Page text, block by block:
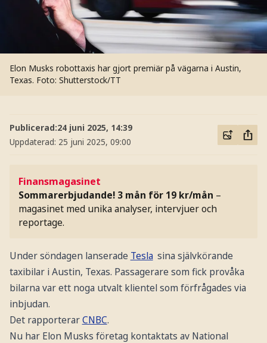
Elon Musks robottaxis har gjort premiär på vägarna i Austin,
Texas. Foto: Shutterstock/TT
Publicerad:24 juni 2025, 14:39
Uppdaterad: 25 juni 2025, 09:00
Finansmagasinet
Sommarerbjudande! 3 mån för 19 kr/mån –
magasinet med unika analyser, intervjuer och
reportage.
Under söndagen lanserade Tesla sina självkörande
taxibilar i Austin, Texas. Passagerare som fick provåka
bilarna var ett noga utvalt klientel som förfrågades via
inbjudan.
Det rapporterarCNBC.
Nu har Elon Musks företag kontaktats av National